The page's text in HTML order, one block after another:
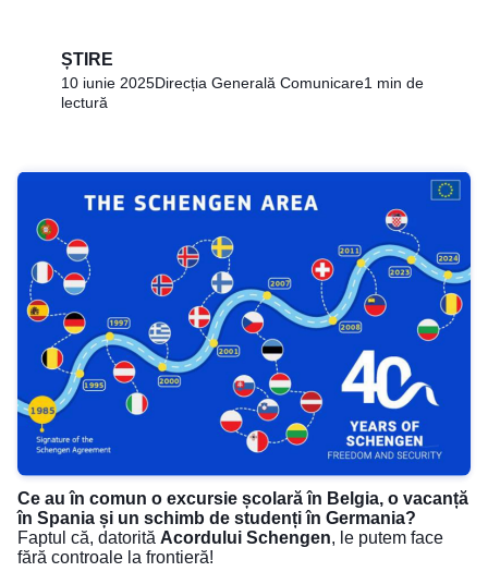
ȘTIRE
10 iunie 2025Direcția Generală Comunicare1 min de
lectură
Ce au în comun o excursie școlară în Belgia, o vacanță
în Spania și un schimb de studenți în Germania?
Faptul că, datorită Acordului Schengen, le putem face
fără controale la frontieră!